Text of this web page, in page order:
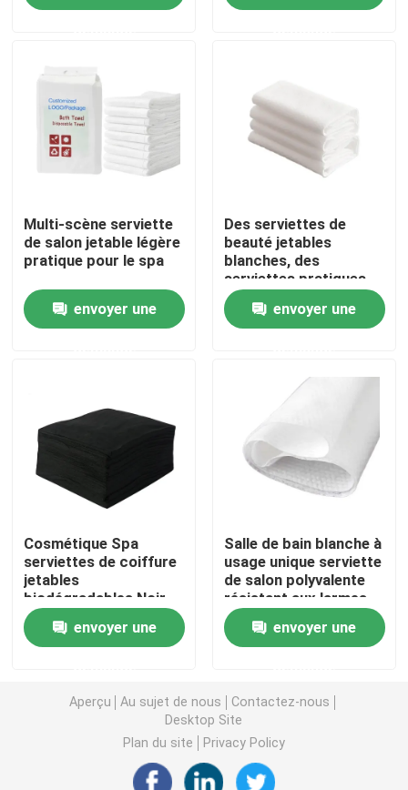
Contrôle de la qualité
Nous contacter
Demandez un devis
Tissus non tissés
Nappe non-tissée
Tissu de nettoyage ménager
Chiffons de nettoyage de Spunlace
Tissu industriel à usage lourd
Essuie-glaces pour les services alimentaires
Seringues de cuisine jetables
Multi-scène serviette
de salon jetable légère
pratique pour le spa
envoyer une
Des serviettes de
beauté jetables
blanches, des
serviettes pratiques
jetables pour invités.
envoyer une
Cosmétique Spa
serviettes de coiffure
jetables
biodégradables Noir
Blanc Couleur
envoyer une
Salle de bain blanche à
usage unique serviette
de salon polyvalente
résistant aux larmes
envoyer une
Aperçu Au sujet de nous
Contactez-nous
Desktop Site
Plan du site
Privacy Policy